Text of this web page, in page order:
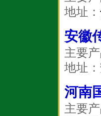
地址：
安徽
主要产
地址：
河南
主要产